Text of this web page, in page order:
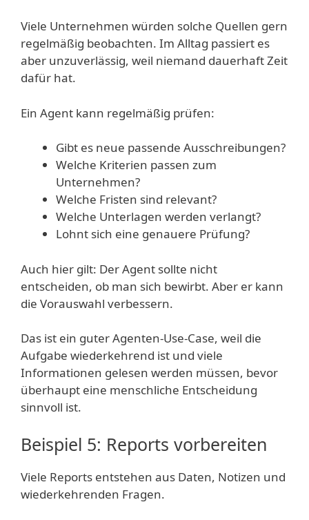
Viele Unternehmen würden solche Quellen gern
regelmäßig beobachten. Im Alltag passiert es
aber unzuverlässig, weil niemand dauerhaft Zeit
dafür hat.
Ein Agent kann regelmäßig prüfen:
Gibt es neue passende Ausschreibungen?
Welche Kriterien passen zum
Unternehmen?
Welche Fristen sind relevant?
Welche Unterlagen werden verlangt?
Lohnt sich eine genauere Prüfung?
Auch hier gilt: Der Agent sollte nicht
entscheiden, ob man sich bewirbt. Aber er kann
die Vorauswahl verbessern.
Das ist ein guter Agenten-Use-Case, weil die
Aufgabe wiederkehrend ist und viele
Informationen gelesen werden müssen, bevor
überhaupt eine menschliche Entscheidung
sinnvoll ist.
Beispiel 5: Reports vorbereiten
Viele Reports entstehen aus Daten, Notizen und
wiederkehrenden Fragen.